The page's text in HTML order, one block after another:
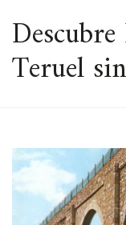
Teruel